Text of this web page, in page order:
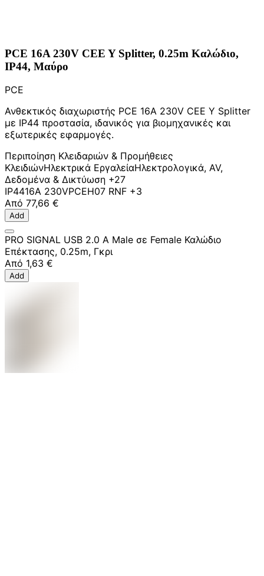
PCE 16A 230V CEE Y Splitter, 0.25m Καλώδιο,
IP44, Μαύρο
PCE
Ανθεκτικός διαχωριστής PCE 16A 230V CEE Y Splitter
με IP44 προστασία, ιδανικός για βιομηχανικές και
εξωτερικές εφαρμογές.
Περιποίηση Κλειδαριών & Προμήθειες
ΚλειδιώνΗλεκτρικά ΕργαλείαΗλεκτρολογικά, AV,
Δεδομένα & Δικτύωση +27
IP4416A 230VPCEH07 RNF +3
Από 77,66 €
Add
PRO SIGNAL USB 2.0 A Male σε Female Καλώδιο
Επέκτασης, 0.25m, Γκρι
Από 1,63 €
Add